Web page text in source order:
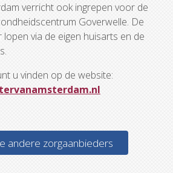
verricht ook ingrepen voor de
Goverwelle. De
via de eigen huisarts en de
u vinden op de website:
andere zorgaanbieders